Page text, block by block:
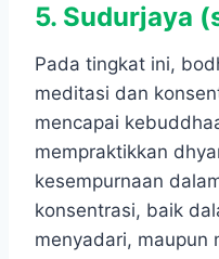
5. Sudurjaya
Pada tingkat ini,
meditasi dan
mencapai
mempraktikkan
kesempurnaan
konsentrasi, baik
menyadari, maupun